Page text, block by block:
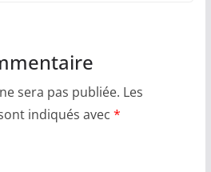
sera pas publiée. Les
indiqués avec *